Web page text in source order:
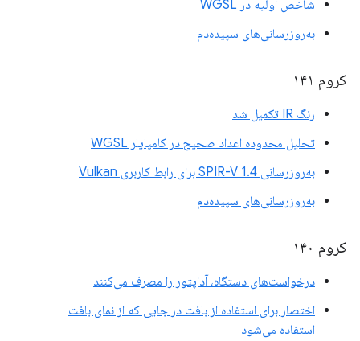
شاخص اولیه در WGSL
به‌روزرسانی‌های سپیده‌دم
کروم ۱۴۱
رنگ IR تکمیل شد
تحلیل محدوده اعداد صحیح در کامپایلر WGSL
به‌روزرسانی SPIR-V 1.4 برای رابط کاربری Vulkan
به‌روزرسانی‌های سپیده‌دم
کروم ۱۴۰
درخواست‌های دستگاه، آداپتور را مصرف می‌کنند
اختصار برای استفاده از بافت در جایی که از نمای بافت
استفاده می‌شود